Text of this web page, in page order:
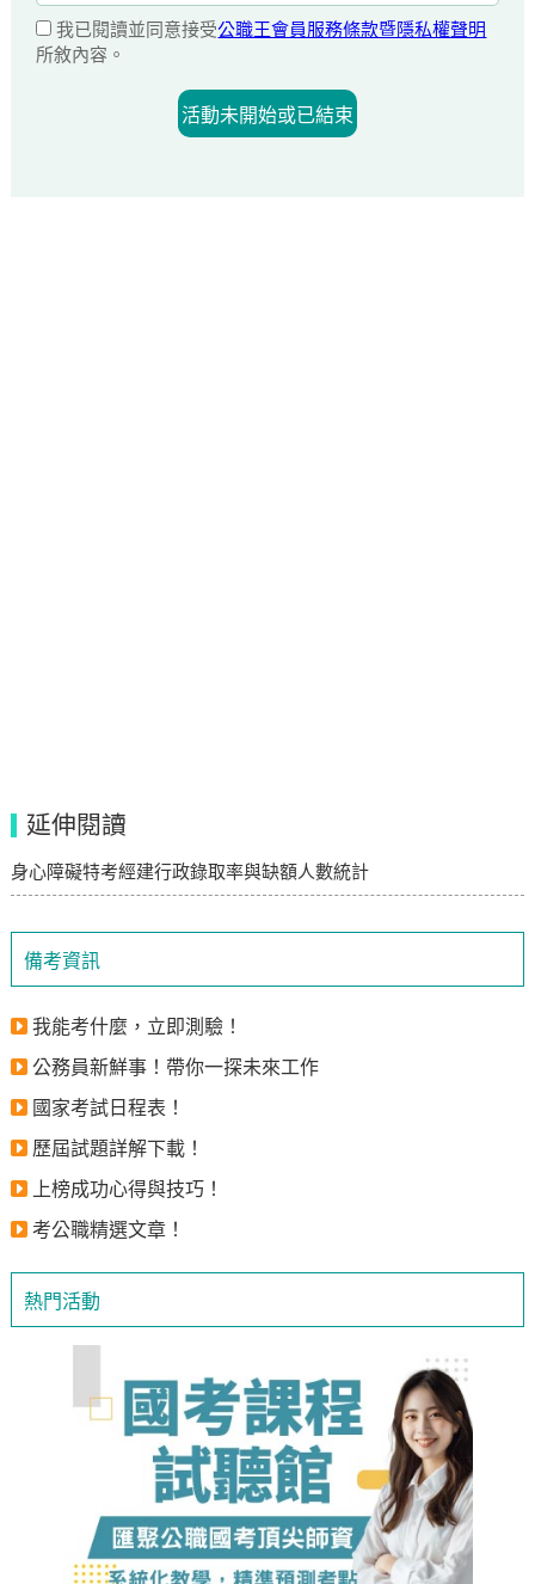
備考資訊
我能考什麼，立即測驗！
公務員新鮮事！帶你一探未來工作
國家考試日程表！
歷屆試題詳解下載！
上榜成功心得與技巧！
考公職精選文章！
熱門活動
我已閱讀並同意接受公職王會員服務條款暨隱私權聲明
所敘內容。
活動未開始或已結束
延伸閱讀
身心障礙特考經建行政錄取率與缺額人數統計